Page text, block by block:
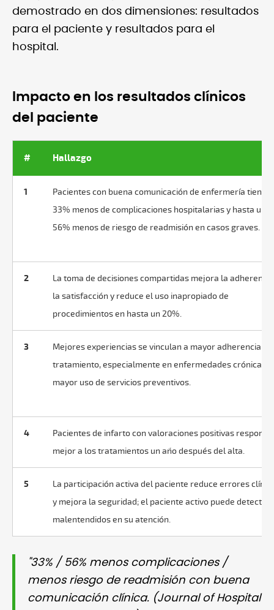
demostrado en dos dimensiones: resultados
para el paciente y resultados para el
hospital.
Impacto en los resultados clínicos
del paciente
# Hallazgo
1
Pacientes con buena comunicación de enfermería tienen
33% menos de complicaciones hospitalarias y hasta un
56% menos de riesgo de readmisión en casos graves.
2
La toma de decisiones compartidas mejora la
la satisfacción y reduce el uso inapropiado de
procedimientos en hasta un 20%.
3
Mejores experiencias se vinculan a mayor adherencia al
tratamiento, especialmente en enfermedades crónicas,
mayor uso de servicios preventivos.
4
Pacientes de infarto con valoraciones positivas
mejor a los tratamientos un año después del alta.
5
La participación activa del paciente reduce errores
y mejora la seguridad; el paciente activo puede detectar
malentendidos en su atención.
"33% / 56% menos complicaciones /
menos riesgo de readmisión con buena
comunicación clínica. (Journal of Hospital